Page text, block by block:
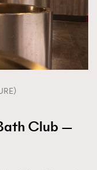
）
Club —